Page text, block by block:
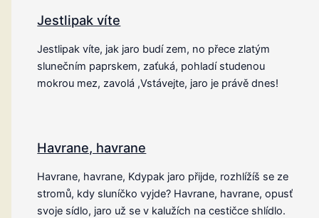
Jestlipak víte
Jestlipak víte, jak jaro budí zem, no přece zlatým
slunečním paprskem, zaťuká, pohladí studenou
mokrou mez, zavolá ,Vstávejte, jaro je právě dnes!
Havrane, havrane
Havrane, havrane, Kdypak jaro přijde, rozhlížíš se ze
stromů, kdy sluníčko vyjde? Havrane, havrane, opusť
svoje sídlo, jaro už se v kalužích na cestičce shlídlo.